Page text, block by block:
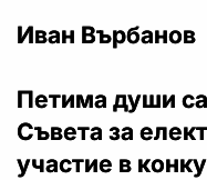
Иван Върбанов
Петима души
Съвета за
участие в